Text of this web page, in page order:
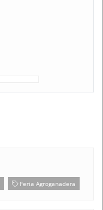
Feria Agroganadera